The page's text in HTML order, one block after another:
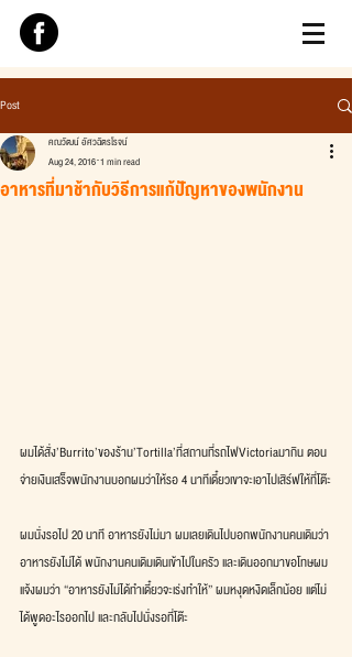
Post
อาหารที่มาช้ากับวิธีการแก้ปัญหาของพนักงาน
คณวัฒน์ อัศวฉัตรโรจน์
Aug 24, 2016 1 min read
ผมได้สั่ง’Burrito’ของร้าน’Tortilla’ที่สถานที่รถไฟVictoriaมากิน ตอน
จ่ายเงินเสร็จพนักงานบอกผมว่าให้รอ 4 นาทีเดี๋ยวเขาจะเอาไปเสิร์ฟให้ที่โต๊ะ
ผมนั่งรอไป 20 นาที อาหารยังไม่มา ผมเลยเดินไปบอกพนักงานคนเดิมว่า
อาหารยังไม่ได้ พนักงานคนเดิมเดินเข้าไปในครัว และเดินออกมาขอโทษผม
แจ้งผมว่า “อาหารยังไม่ได้ทำเดี๋ยวจะเร่งทำให้” ผมหงุดหงิดเล็กน้อย แต่ไม่
ได้พูดอะไรออกไป และกลับไปนั่งรอที่โต๊ะ